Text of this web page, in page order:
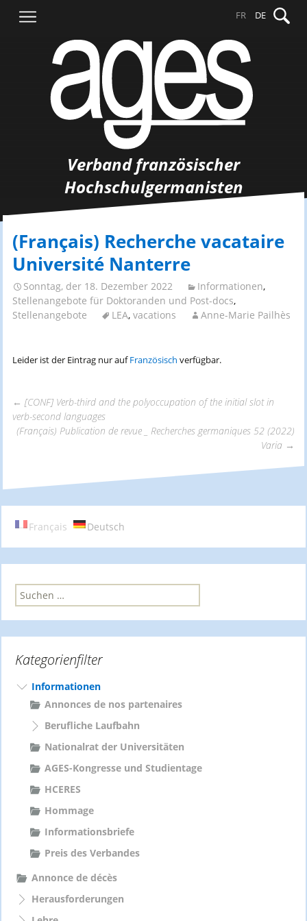
Inhalt
nach:
FR DE
Verband französischer
Hochschulgermanisten
(Français) Recherche vacataire
Université Nanterre
Sonntag, der 18. Dezember 2022 Informationen,
Stellenangebote für Doktoranden und Post-docs,
Stellenangebote
LEA, vacations Anne-Marie Pailhès
Leider ist der Eintrag nur aufFranzösisch verfügbar.
Beitrags-
Navigation
← [CONF] Verb-third and the polyoccupation of the initial slot in
verb-second languages
(Français) Publication de revue _ Recherches germaniques 52 (2022)
Varia →
Français Deutsch
S
u
n
a
Kategorienfilter
Informationen
Annonces de nos partenaires
Berufliche Laufbahn
Nationalrat der Universitäten
AGES-Kongresse und Studientage
HCERES
Hommage
Informationsbriefe
Preis des Verbandes
Annonce de décès
Herausforderungen